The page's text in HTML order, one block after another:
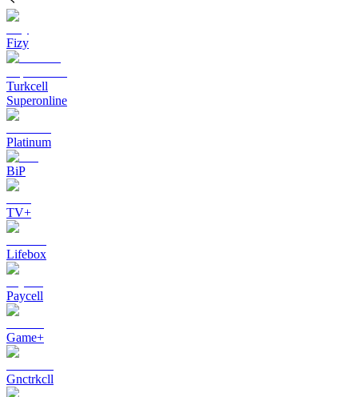
Fizy
Turkcell
Superonline
Platinum
BiP
TV+
Lifebox
Paycell
Game+
Gnctrkcll